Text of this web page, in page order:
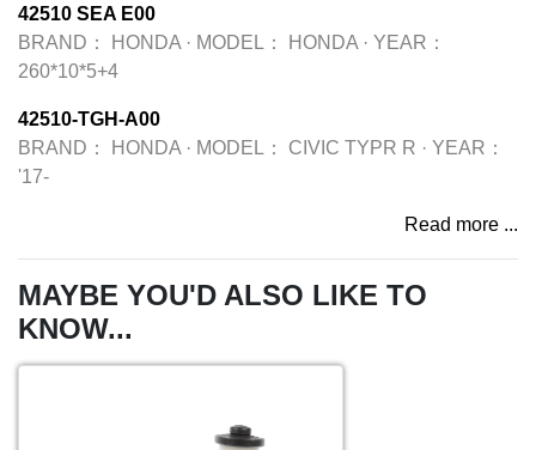
42510 SEA E00
BRAND：
HONDA · MODEL： HONDA · YEAR：
260*10*5+4
42510-TGH-A00
BRAND：
HONDA · MODEL： CIVIC TYPR R · YEAR：
'17-
Read more ...
MAYBE YOU'D ALSO LIKE TO
KNOW...